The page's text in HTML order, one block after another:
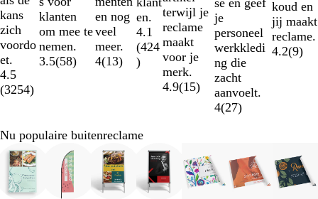
kans
zich
voordo
et.
4.5
(3254)
klanten
om mee te
nemen.
3.5(58)
en nog
veel
meer.
4(13)
en.
4.1
(424
)
terwijl je
reclame
maakt
voor je
merk.
4.9(15)
l
a
u
w
b
l
a
u
w
se en geef
je
personeel
werkkledi
ng die
zacht
aanvoelt.
4(27)
koud en
jij maakt
reclame.
4.2(9)
Nu populaire buitenreclame
Dia's
t/m